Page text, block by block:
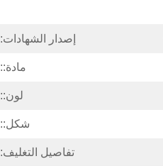
إصدار الشهادات:
مادة::
لون::
شكل::
تفاصيل التغليف: